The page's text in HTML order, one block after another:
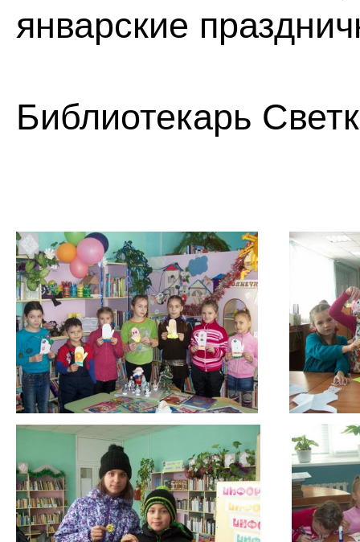
январские
Библиотекарь